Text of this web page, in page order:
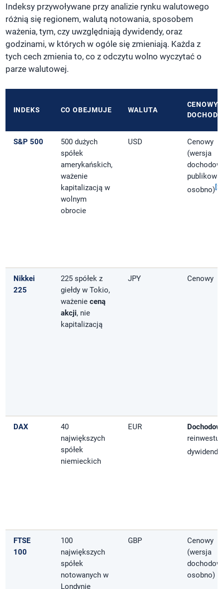
Indeksy przywoływane przy analizie rynku walutowego
różnią się regionem, walutą notowania, sposobem
ważenia, tym, czy uwzględniają dywidendy, oraz
godzinami, w których w ogóle się zmieniają. Każda z
tych cech zmienia to, co z odczytu wolno wyczytać o
parze walutowej.
INDEKS CO OBEJMUJE WALUTA
CENOWY
S&P 500
500 dużych
spółek
amerykańskich,
ważenie
kapitalizacją w
wolnym
obrocie
USD
Cenowy
(wersja
osobno)[2]
Nikkei
225
225 spółek z
giełdy w Tokio,
ważenie ceną
akcji, nie
kapitalizacją
JPY Cenowy
DAX
40
największych
spółek
niemieckich
EUR
dywidendy
FTSE
100
100
największych
spółek
notowanych w
Londynie
GBP
Cenowy
(wersja
osobno)